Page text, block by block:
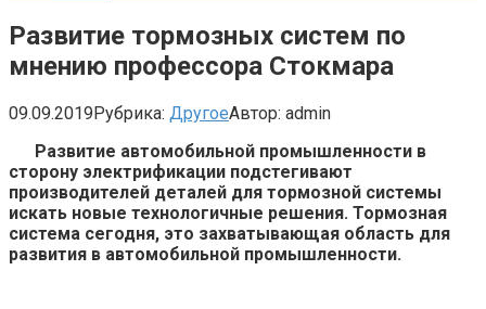
Развитие тормозных систем по
мнению профессора Стокмара
09.09.2019Рубрика: ДругоеАвтор: admin
Развитие автомобильной промышленности в
сторону электрификации подстегивают
производителей деталей для тормозной системы
искать новые технологичные решения. Тормозная
система сегодня, это захватывающая область для
развития в автомобильной промышленности.